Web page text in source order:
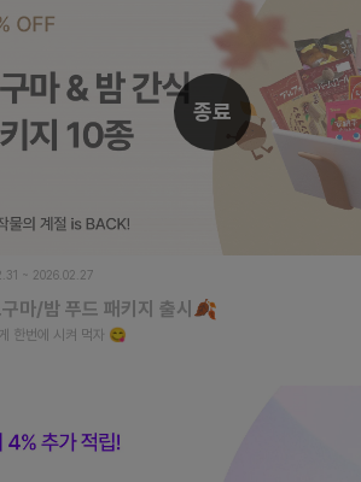
종료
~ 2026.02.27
마/밤 푸드 패키지 출시🍂
한번에 시켜 먹자 😋